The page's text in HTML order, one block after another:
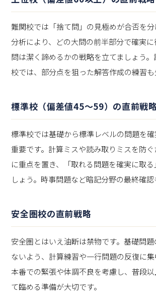
難関校では「捨て問」の見極めが合否を
分析により、どの大問の前半部分で確実
問は潔く諦めるかの戦略を立てましょう
校では、部分点を狙った解答作成の練習も
標準校（偏差値45～59）の直前戦
標準校では基礎から標準レベルの問題を
重要です。計算ミスや読み取りミスを防
に重点を置き、「取れる問題を確実に取
しょう。時事問題など暗記分野の最終確認
安全圏校の直前戦略
安全圏とはいえ油断は禁物です。基礎問
ないよう、計算練習や一行問題の反復に集
本番での緊張や体調不良を考慮し、普段
て臨める準備が大切です。